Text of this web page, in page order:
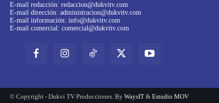
E-mail redacción: redaccion@dukvitv.com
E-mail dirección: administracion@dukvitv.com
E-mail información: info@dukvitv.com
E-mail comercial: comercial@dukvitv.com
© Copyright - Dukvi TV Producciones. By WaysIT & Estudio MOV